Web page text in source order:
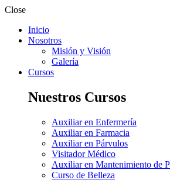
Close
Inicio
Nosotros
Misión y Visión
Galería
Cursos
Nuestros Cursos
Auxiliar en Enfermería
Auxiliar en Farmacia
Auxiliar en Párvulos
Visitador Médico
Auxiliar en Mantenimiento de
Curso de Belleza